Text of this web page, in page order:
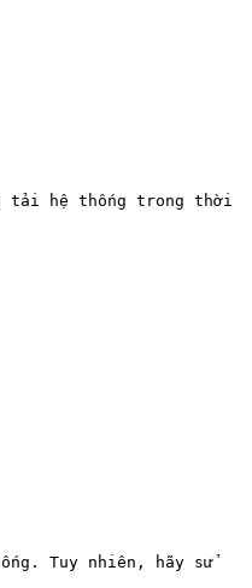
tải hệ thống trong thời
Tuy nhiên, hãy sử